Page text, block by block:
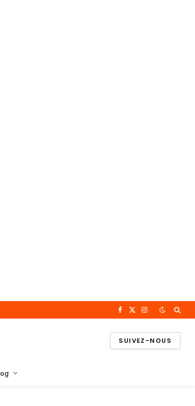
Facebook
X
Instagram
SUIVEZ-NOUS